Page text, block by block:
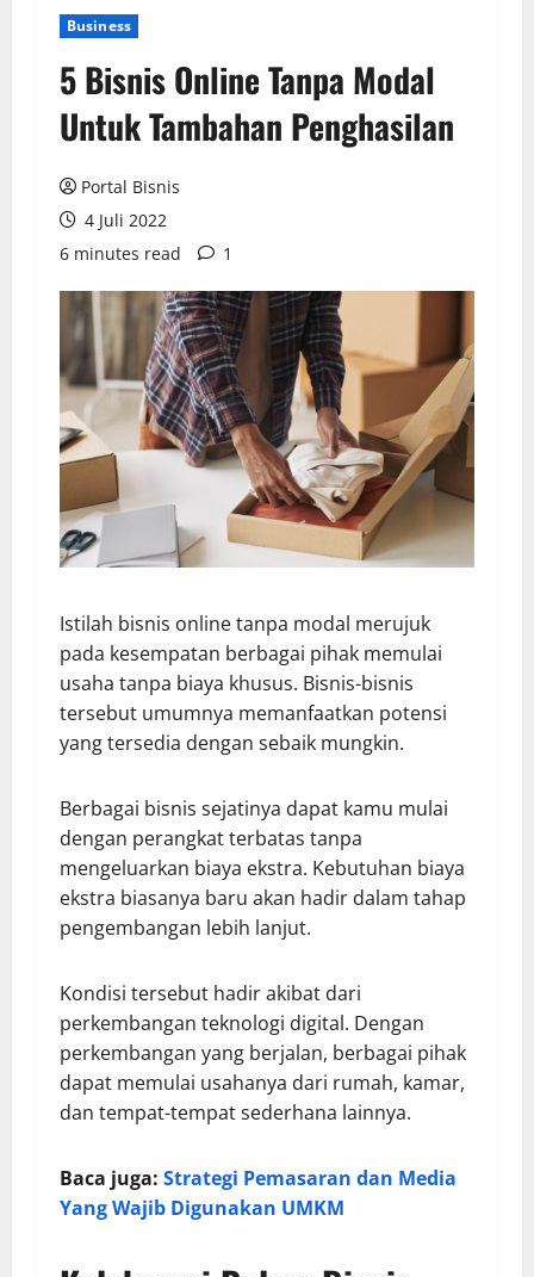
Business
5 Bisnis Online Tanpa Modal
Untuk Tambahan Penghasilan
Portal Bisnis
4 Juli 2022
6 minutes read
1
Istilah bisnis online tanpa modal merujuk
pada kesempatan berbagai pihak memulai
usaha tanpa biaya khusus. Bisnis-bisnis
tersebut umumnya memanfaatkan potensi
yang tersedia dengan sebaik mungkin.
Berbagai bisnis sejatinya dapat kamu mulai
dengan perangkat terbatas tanpa
mengeluarkan biaya ekstra. Kebutuhan biaya
ekstra biasanya baru akan hadir dalam tahap
pengembangan lebih lanjut.
Kondisi tersebut hadir akibat dari
perkembangan teknologi digital. Dengan
perkembangan yang berjalan, berbagai pihak
dapat memulai usahanya dari rumah, kamar,
dan tempat-tempat sederhana lainnya.
Baca juga: Strategi Pemasaran dan Media
Yang Wajib Digunakan UMKM